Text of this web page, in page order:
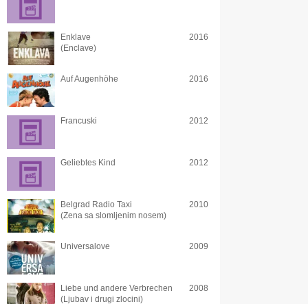
Enklave
(Enclave)
2016
Auf Augenhöhe 2016
Francuski 2012
Geliebtes Kind 2012
Belgrad Radio Taxi
(Zena sa slomljenim nosem)
2010
Universalove 2009
Liebe und andere Verbrechen
(Ljubav i drugi zlocini)
2008